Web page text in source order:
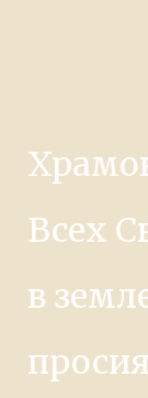
Всех
в